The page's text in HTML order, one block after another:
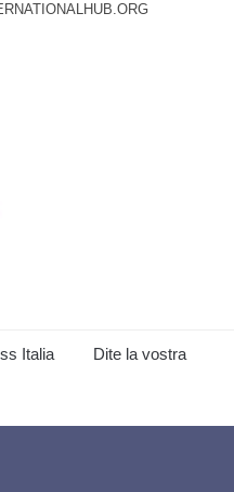
Italia Dite la vostra